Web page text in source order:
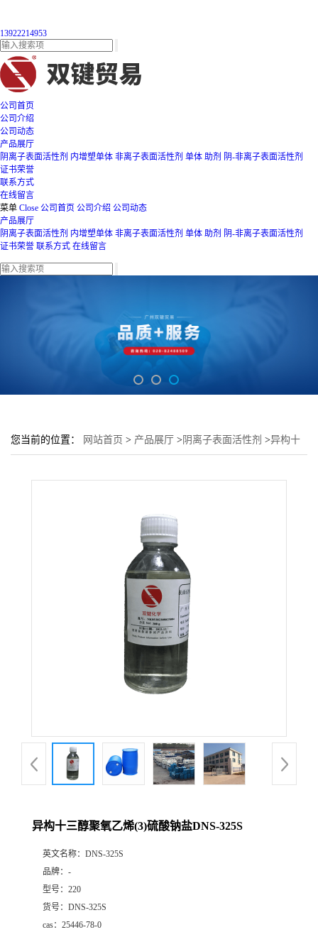
13922214953
公司首页
公司介绍
公司动态
产品展厅
阴离子表面活性剂 内增塑单体 非离子表面活性剂 单体 助剂 阴-非离子表面活性剂
证书荣誉
联系方式
在线留言
菜单 Close 公司首页 公司介绍 公司动态
产品展厅
阴离子表面活性剂 内增塑单体 非离子表面活性剂 单体 助剂 阴-非离子表面活性剂
证书荣誉 联系方式 在线留言
您当前的位置： 网站首页 > 产品展厅 > 阴离子表面活性剂 >异构十
异构十三醇聚氧乙烯(3)硫酸钠盐DNS-325S
英文名称： DNS-325S
品牌： -
型号： 220
货号： DNS-325S
cas： 25446-78-0